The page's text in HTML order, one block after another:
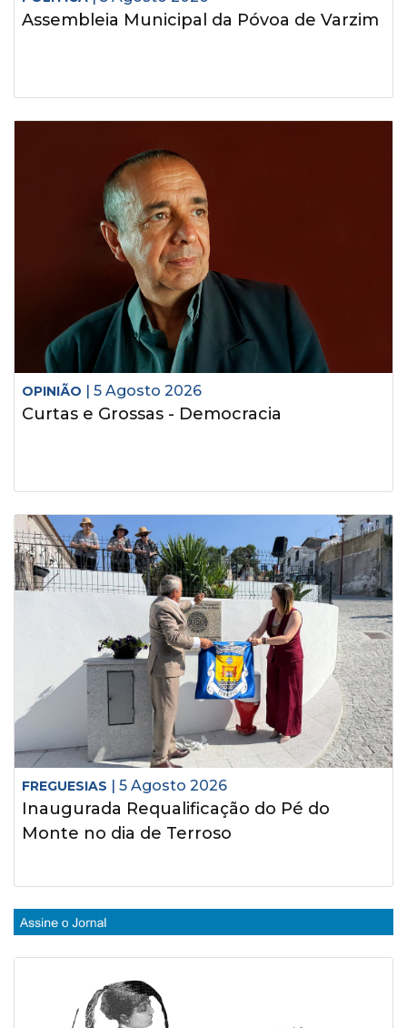
Assembleia Municipal da Póvoa de Varzim
OPINIÃO | 5 Agosto 2026
Curtas e Grossas - Democracia
FREGUESIAS | 5 Agosto 2026
Inaugurada Requalificação do Pé do
Monte no dia de Terroso